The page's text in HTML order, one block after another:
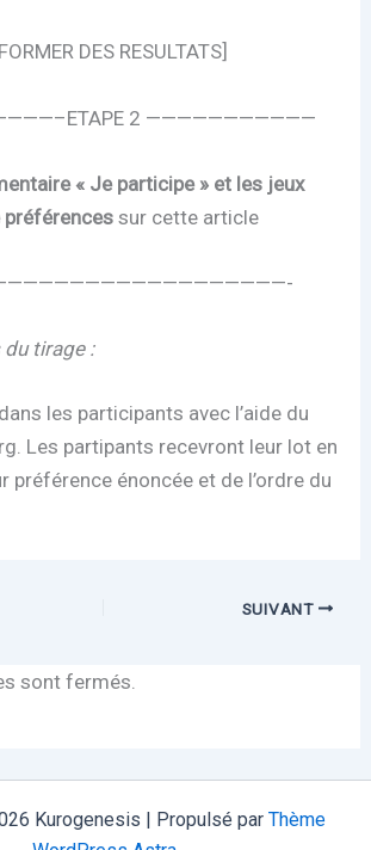
DES RESULTATS]
2 ———————————
« Je participe » et les jeux
préférences sur cette article
tirage :
les participants avec l’aide du
Les partipants recevront leur lot en
préférence énoncée et de l’ordre du
SUIVANT
sont fermés.
Kurogenesis | Propulsé par Thème